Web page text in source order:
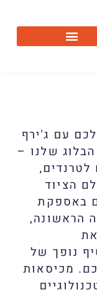
עם ג'ירף
שלנו –
הציוד
באספקת
הראשונה,
נופך של
מכיסאות